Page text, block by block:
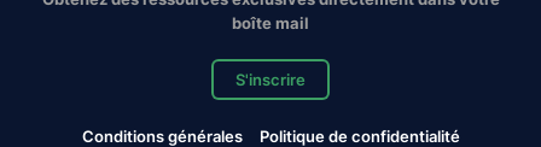
boîte mail
S'inscrire
Conditions générales
Politique de confidentialité